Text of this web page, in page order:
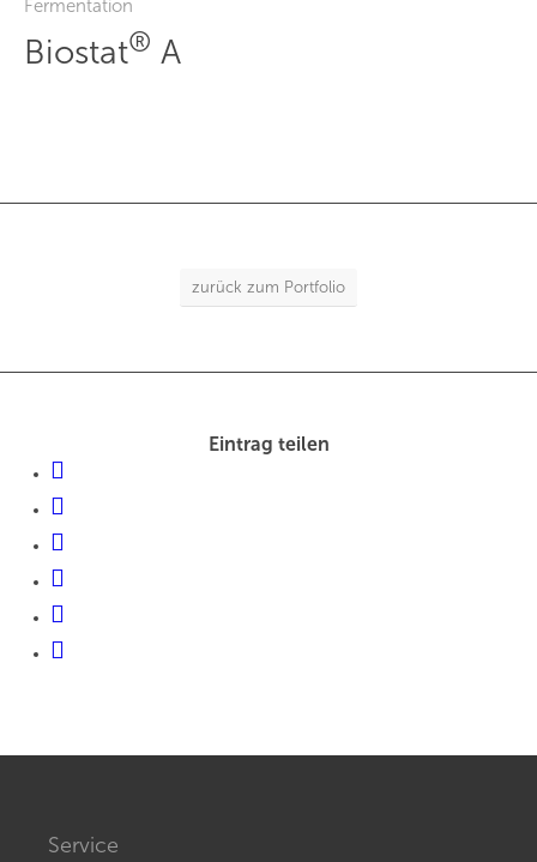
Fermentation
Biostat® A
zurück zum Portfolio
Eintrag teilen
Service